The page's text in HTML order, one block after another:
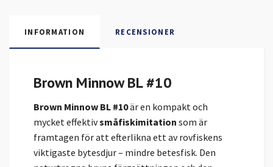
INFORMATION RECENSIONER
Brown Minnow BL #10
Brown Minnow BL #10är en kompakt och
mycket effektivsmåfiskimitation som är
framtagen för att efterlikna ett av rovfiskens
viktigaste bytesdjur – mindre betesfisk. Den